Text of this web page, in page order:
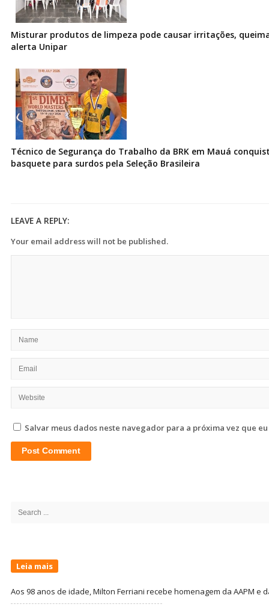
Misturar produtos de limpeza pode causar irritações,
alerta Unipar
Técnico de Segurança do Trabalho da BRK em Mauá
basquete para surdos pela Seleção Brasileira
LEAVE A REPLY:
Your email address will not be published.
Salvar meus dados neste navegador para a próxima vez que
Search
Leia mais
Aos 98 anos de idade, Milton Ferriani recebe homenagem da AAPM e